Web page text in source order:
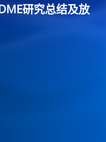
研究总结及放